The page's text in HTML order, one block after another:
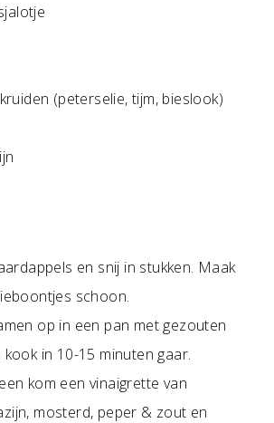
(peterselie, tijm, bieslook)
en snij in stukken. Maak
schoon.
op in een pan met gezouten
in 10-15 minuten gaar.
kom een vinaigrette van
mosterd, peper & zout en